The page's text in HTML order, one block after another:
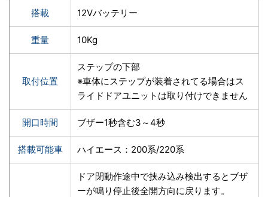
搭載 12Vバッテリー
重量 10Kg
取付位置
ステップの下部
※車体にステップが装着されてる場合はス
ライドドアユニットは取り付けできません
開口時間 ブザー1秒含む3～4秒
搭載可能車 ハイエース：200系/220系
ドア閉動作途中で挟み込み検出するとブザ
ーが鳴り停止後全開方向に戻ります。